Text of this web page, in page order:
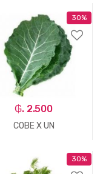
Un. +
30%
₲. 2.500
COBE X UN
Un. +
30%